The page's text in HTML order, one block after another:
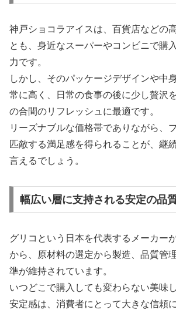
神戸ショコラアイスは、百貨店などの
とも、身近なスーパーやコンビニで購
力です。
しかし、そのパッケージデザインや中
常に高く、日常の食事の後に少し贅沢
の合間のリフレッシュに最適です。
リーズナブルな価格帯でありながら、
匹敵する満足感を得られることが、継
言えるでしょう。
幅広い層に支持される安定の品
グリコという日本を代表するメーカー
から、原材料の選定から製造、品質管
準が維持されています。
いつどこで購入しても変わらない美味
安定感は、消費者にとって大きな信頼